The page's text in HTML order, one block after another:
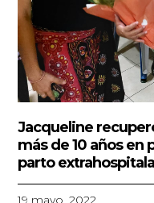
Jacqueline
más de 10 años en
parto